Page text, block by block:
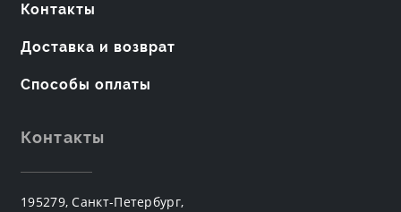
Контакты
Доставка и возврат
Способы оплаты
Контакты
195279, Санкт-Петербург,